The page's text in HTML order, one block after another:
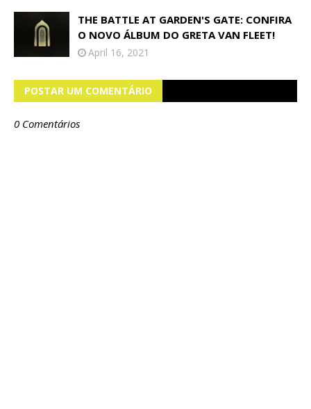
THE BATTLE AT GARDEN'S GATE: CONFIRA
O NOVO ÁLBUM DO GRETA VAN FLEET!
April 16, 2021
POSTAR UM COMENTÁRIO
0 Comentários